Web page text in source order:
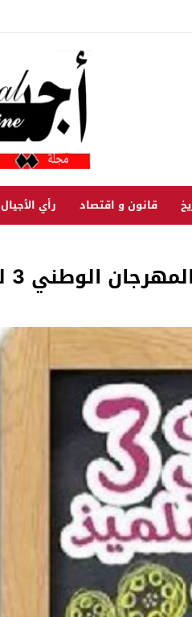
قانون و اقتصاد رأي الأجيال
3 لفيلم التلميذ بسلا